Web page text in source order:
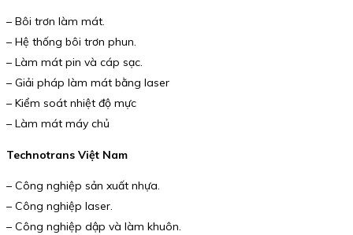
– Bôi trơn làm mát.
– Hệ thống bôi trơn phun.
– Làm mát pin và cáp sạc.
– Giải pháp làm mát bằng laser
– Kiểm soát nhiệt độ mực
– Làm mát máy chủ
Technotrans Việt Nam
– Công nghiệp sản xuất nhựa.
– Công nghiệp laser.
– Công nghiệp dập và làm khuôn.